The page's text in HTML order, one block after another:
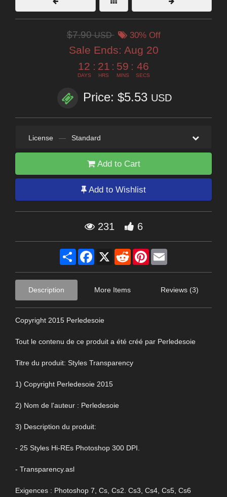
$7.90USD 30% Off
Sale Ends: Aug 20
12
DAYS
: 21
HRS
: 59
MINS
: 46
SECS
Price: $5.53 USD
License — Standard
Add to Cart
Add to Wishlist
231 6
Share Facebook
X RedditPinterest
Description More Items Reviews (3)
Copyright 2015 Perledesoie
Tout le contenu de ce produit a été créé par Perledesoie
Titre du produit: Styles Transparency
1) Copyright Perledesoie 2015
2) Nom de l'auteur : Perledesoie
3) Description du produit:
- 25 Styles Hi-REs Photoshop 300 DPI.
- Transparency.asl
Exigences : Photoshop 7, Cs, Cs2. Cs3, Cs4, Cs5, Cs6